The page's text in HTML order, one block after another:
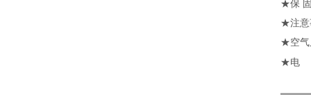
★保
★注
★空
★电